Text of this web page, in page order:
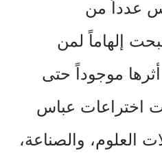
عدداً من
إلهاماً لمن
موجوداً حتى
اختراعات عباس
العلوم، والصناعة،